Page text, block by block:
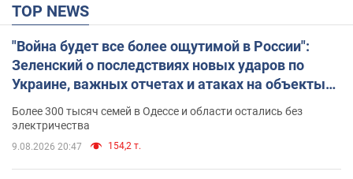
TOP NEWS
"Война будет все более ощутимой в России":
Зеленский о последствиях новых ударов по
Украине, важных отчетах и атаках на объекты
противника. Видео
Более 300 тысяч семей в Одессе и области остались без
электричества
9.08.2026 20:47 154,2 т.